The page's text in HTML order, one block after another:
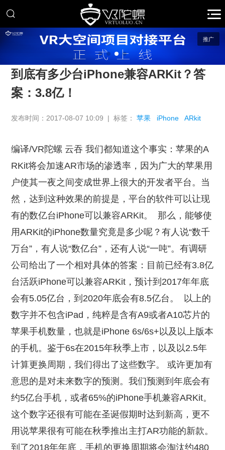
推广
到底有多少台iPhone兼容ARKit？答
案：3.8亿！
发布时间：2017-08-07 10:09 | 标签：苹果 iPhone ARkit
编译/VR陀螺 云吞 我们都知道这个事实：苹果的A
RKit将会加速AR市场的渗透率，因为广大的苹果用
户使其一夜之间变成世界上很大的开发者平台。当
然，达到这种效果的前提是，平台的软件可以让现
有的数亿台iPhone可以兼容ARKit。
那么，能够使
用ARKit的iPhone数量究竟是多少呢？有人说“数千
万台”，有人说“数亿台”，还有人说“一吨”。有调研
公司给出了一个相对具体的答案：目前已经有3.8亿
台活跃iPhone可以兼容ARKit，预计到2017年年底
会有5.05亿台，到2020年底会有8.5亿台。
以上的
数字并不包含iPad，纯粹是含有A9或者A10芯片的
苹果手机数量，也就是iPhone 6s/6s+以及以上版本
的手机。鉴于6s在2015年秋季上市，以及以2.5年
计算更换周期，我们得出了这些数字。 或许更加有
意思的是对未来数字的预测。我们预测到年底会有
约5亿台手机，或者65%的iPhone手机兼容ARKit。
这个数字还很有可能在圣诞假期时达到新高，更不
用说苹果很有可能在秋季推出主打AR功能的新款。
到了2018年年底，手机的更换周期将会淘汰约480